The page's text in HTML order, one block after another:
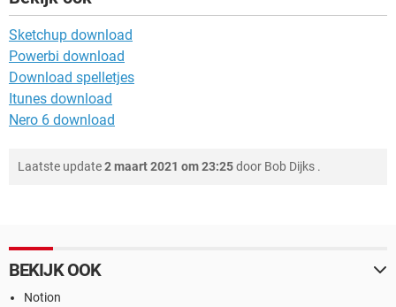
Sketchup download
Powerbi download
Download spelletjes
Itunes download
Nero 6 download
Laatste update2 maart 2021 om 23:25door Bob Dijks .
BEKIJK OOK
Notion